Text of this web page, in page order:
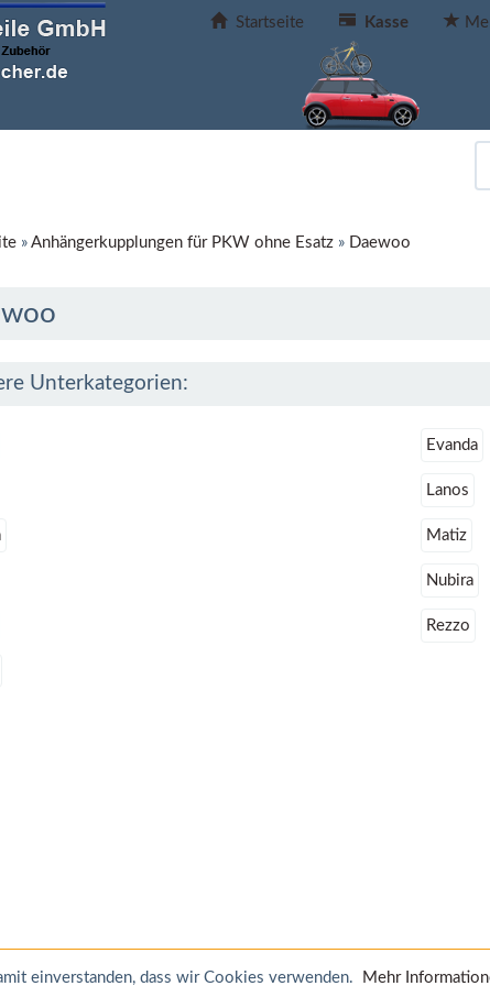
Startseite Kasse
» Anhängerkupplungen für PKW ohne Esatz» Daewoo
Unterkategorien:
Evanda
Lanos
Matiz
Nubira
Rezzo
einverstanden, dass wir Cookies verwenden. Mehr